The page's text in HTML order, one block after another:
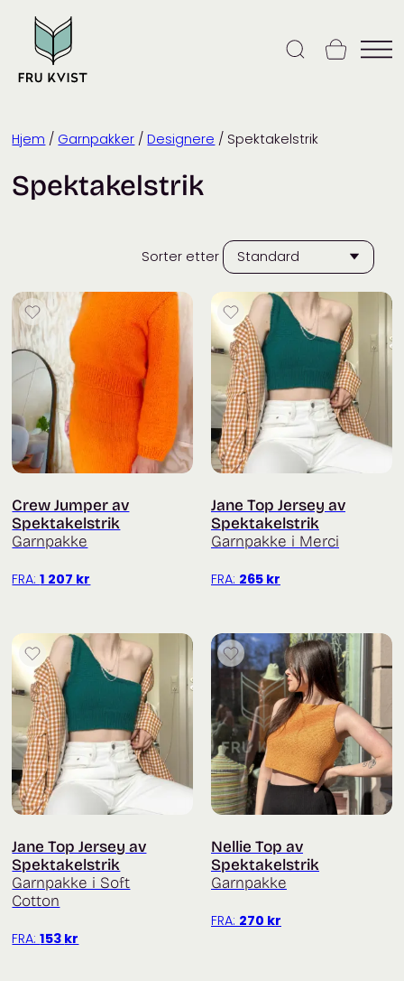
content
Hjem / Garnpakker / Designere / Spektakelstrik
Spektakelstrik
Sorter etter
Crew Jumper av
Spektakelstrik
Garnpakke
FRA:1 207 kr
Jane Top Jersey av
Spektakelstrik
Garnpakke i Merci
FRA: 265 kr
Jane Top Jersey av
Spektakelstrik
Garnpakke i Soft
Cotton
FRA:153 kr
Nellie Top av
Spektakelstrik
Garnpakke
FRA: 270 kr